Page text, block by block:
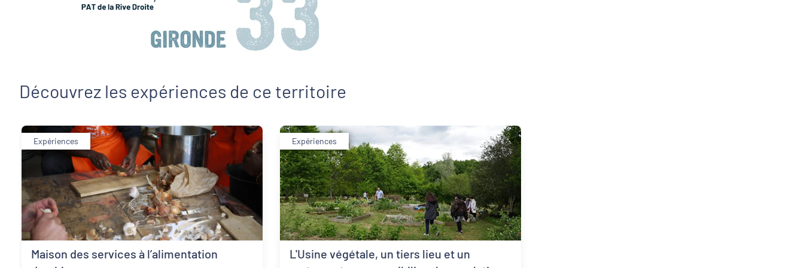
Découvrez les expériences de ce territoire
Expériences
Maison des services à l’alimentation
Expériences
L'Usine végétale, un tiers lieu et un